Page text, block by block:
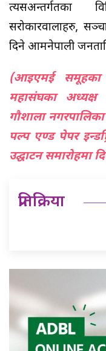
त्यसअन्तर्गतका
सरोकारवालाहरु,
दिने आमनेपाली
(आइएमई समूहका
महासंघका अध्यक्ष
गौशाला
पल्प एण्ड पेपर
उद्घाटन समारोहमा
प्रतिक्रिया